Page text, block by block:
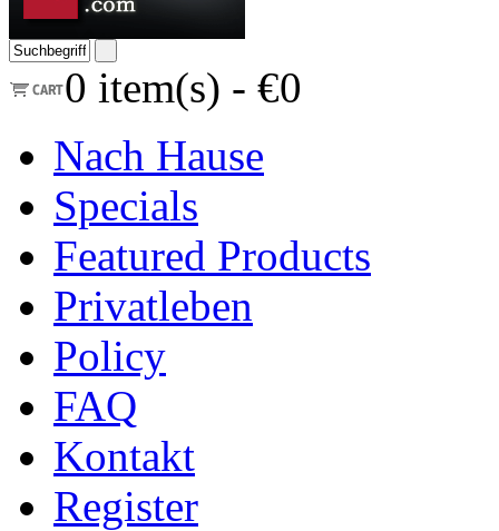
0 item(s) - €0
Nach Hause
Specials
Featured Products
Privatleben
Policy
FAQ
Kontakt
Register